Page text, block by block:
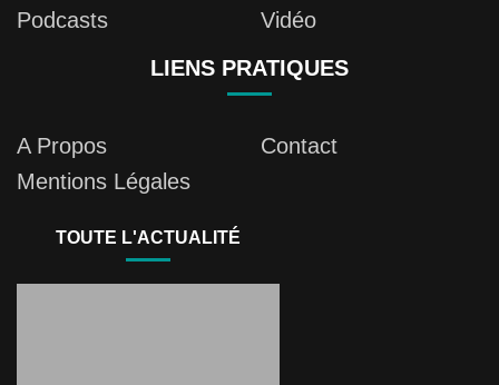
Podcasts
Vidéo
LIENS PRATIQUES
A Propos
Contact
Mentions Légales
TOUTE L'ACTUALITÉ